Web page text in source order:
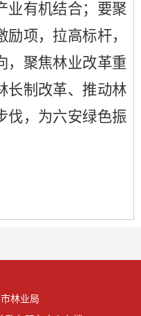
业有机结合；要聚
项，拉高标杆，
，聚焦林业改革重
长制改革、推动林
， 为六安绿色振
林业局